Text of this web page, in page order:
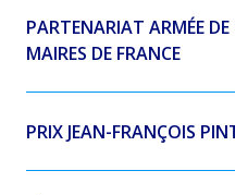
PARTENARIAT ARMÉE
MAIRES DE FRANCE
PRIX JEAN-FRANÇOIS